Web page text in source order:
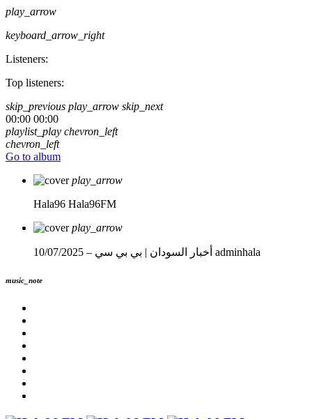
play_arrow
keyboard_arrow_right
Listeners:
Top listeners:
skip_previous play_arrow skip_next
00:00 00:00
playlist_play chevron_left
chevron_left
Go to album
play_arrow
Hala96 Hala96FM
play_arrow
أخبار السودان | بي بي سي – 10/07/2025 adminhala
music_note